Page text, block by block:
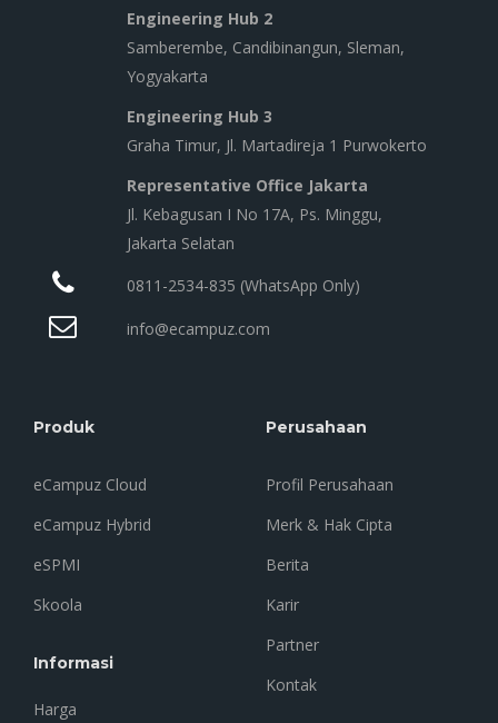
Engineering Hub 2
Samberembe, Candibinangun, Sleman,
Yogyakarta
Engineering Hub 3
Graha Timur, Jl. Martadireja 1 Purwokerto
Representative Office Jakarta
Jl. Kebagusan I No 17A, Ps. Minggu,
Jakarta Selatan
0811-2534-835 (WhatsApp Only)
info@ecampuz.com
Produk
eCampuz Cloud
eCampuz Hybrid
eSPMI
Skoola
Informasi
Harga
Perusahaan
Profil Perusahaan
Merk & Hak Cipta
Berita
Karir
Partner
Kontak